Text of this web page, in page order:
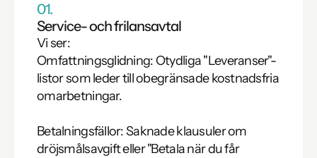
01.
Service- och frilansavtal
Vi ser:
Omfattningsglidning: Otydliga "Leveranser"-
listor som leder till obegränsade kostnadsfria
omarbetningar.
Betalningsfällor: Saknade klausuler om
dröjsmålsavgift eller "Betala när du får